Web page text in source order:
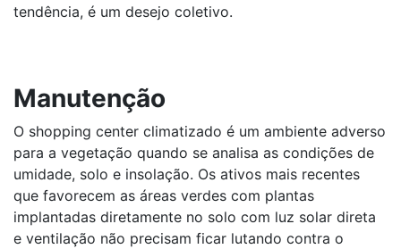
tendência, é um desejo coletivo.
Manutenção
O shopping center climatizado é um ambiente adverso
para a vegetação quando se analisa as condições de
umidade, solo e insolação. Os ativos mais recentes
que favorecem as áreas verdes com plantas
implantadas diretamente no solo com luz solar direta
e ventilação não precisam ficar lutando contra o